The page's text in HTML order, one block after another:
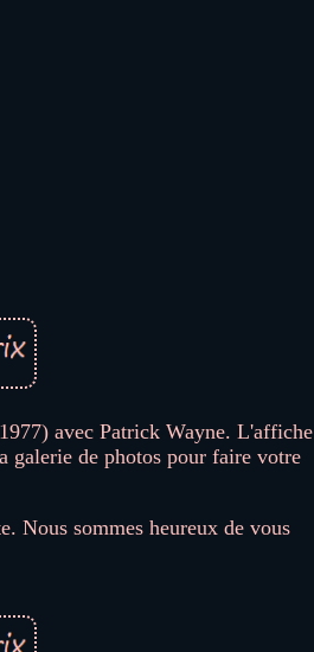
avec Patrick Wayne. L'affiche
galerie de photos pour faire votre
Nous sommes heureux de vous